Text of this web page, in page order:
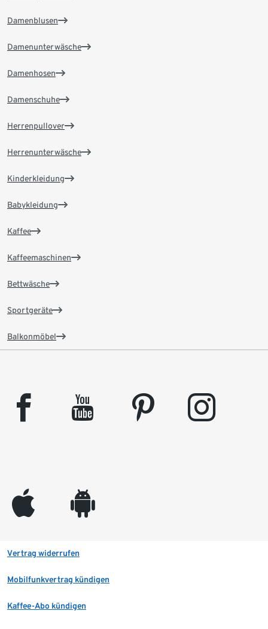
Damenblusen
Damenunterwäsche
Damenhosen
Damenschuhe
Herrenpullover
Herrenunterwäsche
Kinderkleidung
Babykleidung
Kaffee
Kaffeemaschinen
Bettwäsche
Sportgeräte
Balkonmöbel
facebook youtube pinterest instagram
appleinc android
Vertrag widerrufen
Mobilfunkvertrag kündigen
Kaffee-Abo kündigen